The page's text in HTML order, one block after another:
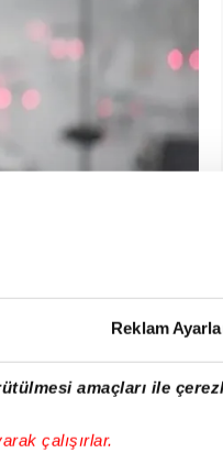
Reklam
amaçları ile
çalışırlar.
ve az bulutlu
büyük
bekleniyor.